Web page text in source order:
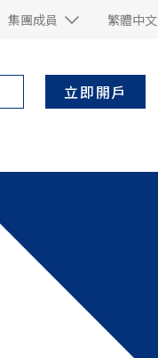
集團成員 繁體中文
立即開戶